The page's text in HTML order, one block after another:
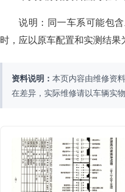
说明：同一车系可能包
时，应以原车配置和实测结果
资料说明： 本页内容由维修资
在差异，实际维修请以车辆实